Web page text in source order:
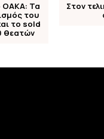
ΟΑΚΑ: Τα
του
το sold
θεατών
Στον